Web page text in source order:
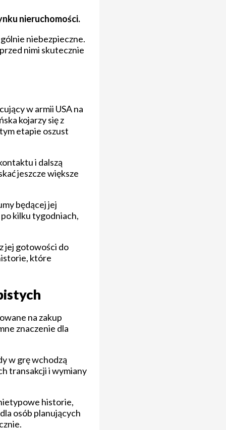
nieruchomości.
niebezpieczne.
nimi skutecznie
w armii USA na
kojarzy się z
etapie oszust
i dalszą
jeszcze większe
będącej jej
kilku tygodniach,
jej gotowości do
które
na zakup
znaczenie dla
w grę wchodzą
transakcji i wymiany
historie,
osób planujących